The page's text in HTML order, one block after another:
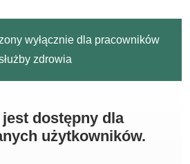
wyłącznie dla pracowników
zdrowia
jest dostępny dla
użytkowników.